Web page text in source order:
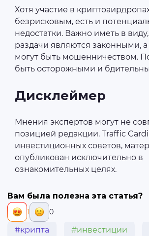
Хотя участие в
безрисковым, есть и
недостатки. Важно иметь в
раздачи являются законными,
могут быть мошенничеством.
быть осторожными и
Дисклеймер
Мнения экспертов могут не
позицией редакции. Traffic
инвестиционных советов,
опубликован исключительно в
ознакомительных целях.
Вам была полезна эта статья?
1 0
#крипта #инвестиции